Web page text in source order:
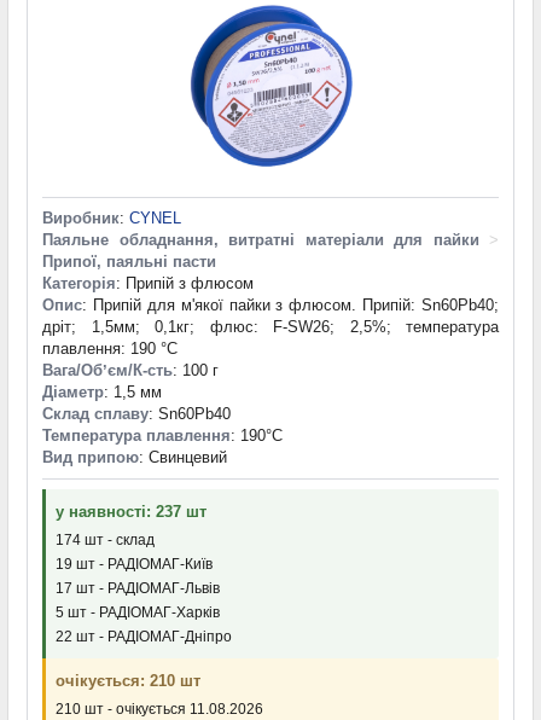
Виробник: CYNEL
Паяльне обладнання, витратні матеріали для пайки
>
Припої, паяльні пасти
Категорія: Припій з флюсом
Опис: Припій для м'якої пайки з флюсом. Припій: Sn60Pb40;
дріт; 1,5мм; 0,1кг; флюс: F-SW26; 2,5%; температура
плавлення: 190 °С
Вага/Обʼєм/К-сть: 100 г
Діаметр: 1,5 мм
Склад сплаву: Sn60Pb40
Температура плавлення: 190°С
Вид припою: Свинцевий
у наявності: 237 шт
174 шт - склад
19 шт - РАДІОМАГ-Київ
17 шт - РАДІОМАГ-Львів
5 шт - РАДІОМАГ-Харків
22 шт - РАДІОМАГ-Дніпро
очікується: 210 шт
210 шт - очікується 11.08.2026